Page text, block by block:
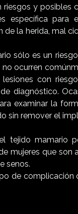
y posibles
específica
de la herida, mal
sólo es un
ocurren
con
diagnóstico.
examinar la
sin remover el
tejido mamario
mujeres que
senos.
de